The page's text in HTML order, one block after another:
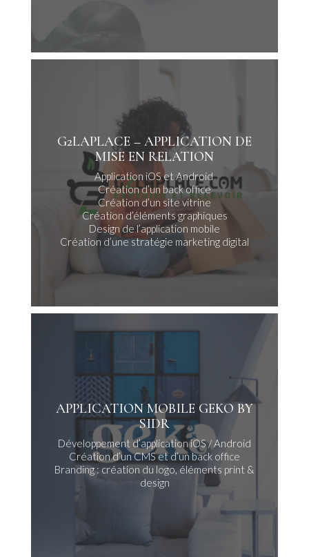
G2LAPLACE – APPLICATION DE
MISE EN RELATION
Application iOS et Android
Création d’un back office
Création d’un site vitrine
Création d’éléments graphiques
Design de l’application mobile
Création d’une stratégie marketing digital
APPLICATION MOBILE GEKO BY
SIDR
Développement d’application iOS / Android
Création d’un CMS et d’un back office
Branding : création du logo, éléments print &
design